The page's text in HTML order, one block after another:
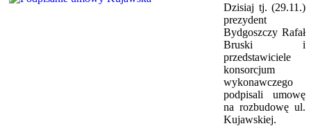
Dzisiaj tj. (29.11.)
prezydent
Bydgoszczy Rafał
Bruski i
przedstawiciele
konsorcjum
wykonawczego
podpisali umowę
na rozbudowę ul.
Kujawskiej.